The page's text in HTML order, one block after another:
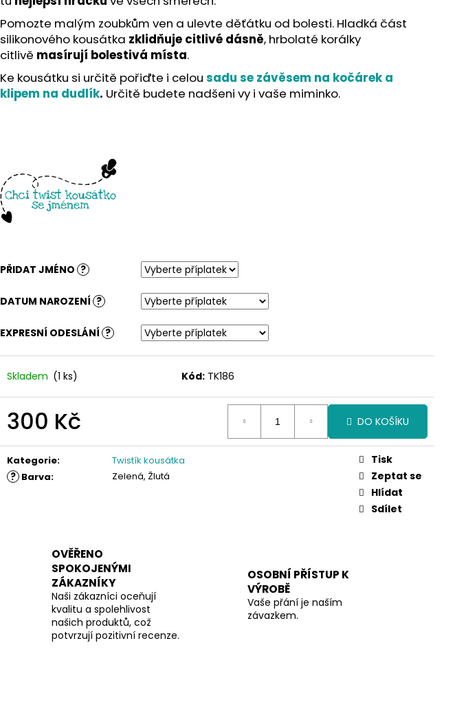
Pomozte malým zoubkům ven a ulevte děťátku od bolesti. Hladká část
silikonového kousátka zklidňuje citlivé dásně, hrbolaté korálky
citlivě masírují bolestivá místa.
Ke kousátku si určitě pořiďte i celou sadu se závěsem na kočárek a
klipem na dudlík. Určitě budete nadšeni vy i vaše miminko.
PŘIDAT JMÉNO ?
DATUM NAROZENÍ ?
EXPRESNÍ ODESLÁNÍ ?
Skladem (1 ks) Kód: TK186
300 Kč DO KOŠÍKU
Kategorie: Twistík kousátka
? Barva: Zelená, Žlutá
Tisk
Zeptat se
Hlídat
Sdílet
OVĚŘENO
SPOKOJENÝMI
ZÁKAZNÍKY
Naši zákazníci oceňují
kvalitu a spolehlivost
našich produktů, což
potvrzují pozitivní recenze.
OSOBNÍ PŘÍSTUP K
VÝROBĚ
Vaše přání je naším
závazkem.